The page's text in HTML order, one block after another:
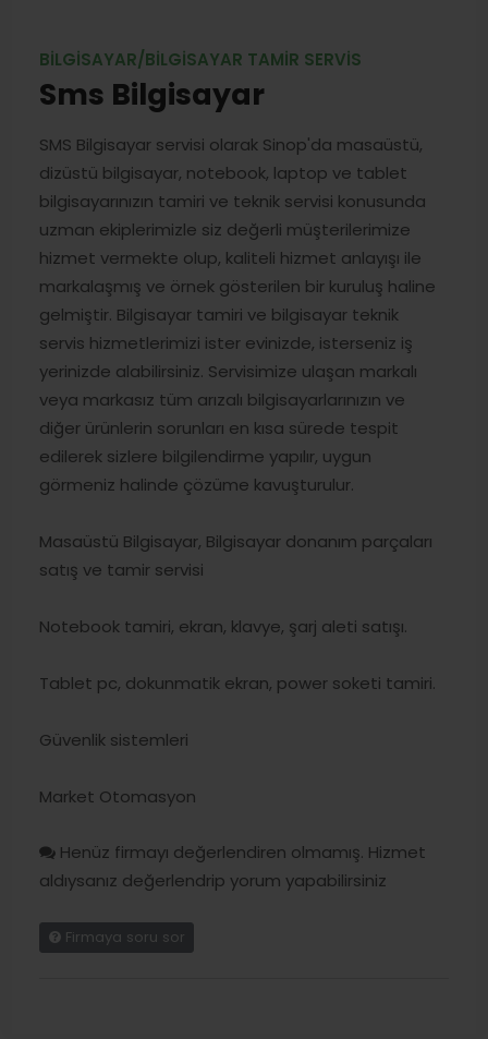
BILGISAYAR/BILGISAYAR TAMIR SERVIS
Sms Bilgisayar
SMS Bilgisayar servisi olarak Sinop'da masaüstü,
dizüstü bilgisayar, notebook, laptop ve tablet
bilgisayarınızın tamiri ve teknik servisi konusunda
uzman ekiplerimizle siz değerli müşterilerimize
hizmet vermekte olup, kaliteli hizmet anlayışı ile
markalaşmış ve örnek gösterilen bir kuruluş haline
gelmiştir. Bilgisayar tamiri ve bilgisayar teknik
servis hizmetlerimizi ister evinizde, isterseniz iş
yerinizde alabilirsiniz. Servisimize ulaşan markalı
veya markasız tüm arızalı bilgisayarlarınızın ve
diğer ürünlerin sorunları en kısa sürede tespit
edilerek sizlere bilgilendirme yapılır, uygun
görmeniz halinde çözüme kavuşturulur.
Masaüstü Bilgisayar, Bilgisayar donanım parçaları
satış ve tamir servisi
Notebook tamiri, ekran, klavye, şarj aleti satışı.
Tablet pc, dokunmatik ekran, power soketi tamiri.
Güvenlik sistemleri
Market Otomasyon
Henüz firmayı değerlendiren olmamış. Hizmet
aldıysanız değerlendrip yorum yapabilirsiniz
Firmaya soru sor